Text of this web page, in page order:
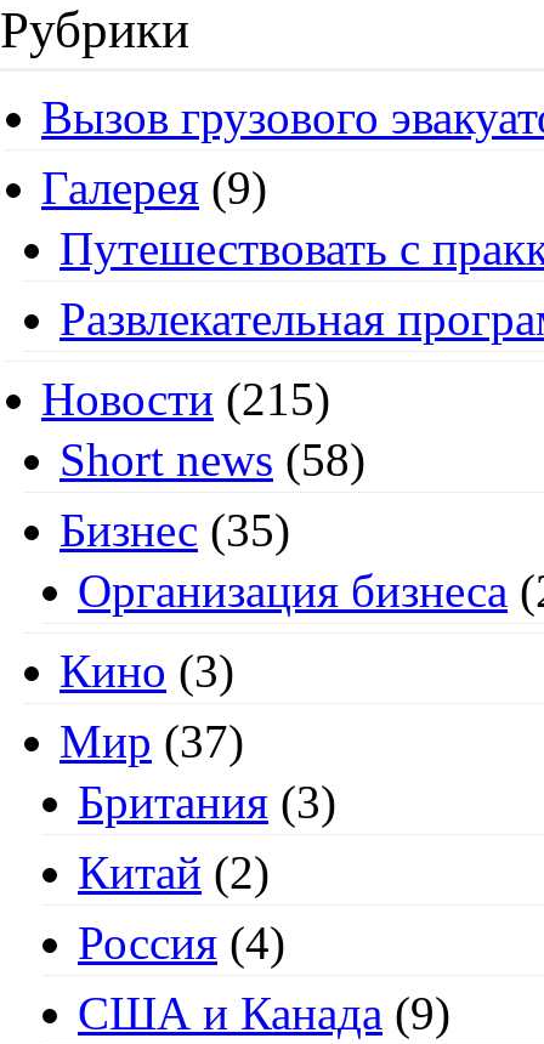
Рубрики
Вызов грузового
Галерея (9)
Путешествовать с
Развлекательная
Новости (215)
Short news (58)
Бизнес (35)
Организация бизнеса
Кино (3)
Мир (37)
Британия (3)
Китай (2)
Россия (4)
США и Канада (9)